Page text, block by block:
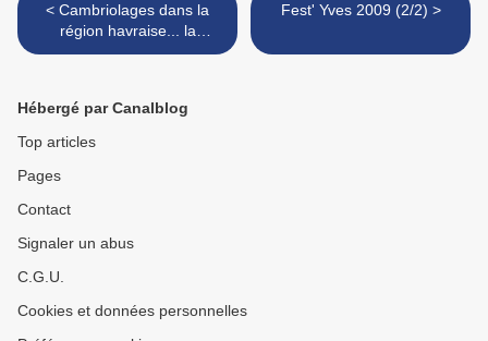
< Cambriolages dans la
région havraise... la
gendarmerie veille !
Fest' Yves 2009 (2/2) >
Hébergé par Canalblog
Top articles
Pages
Contact
Signaler un abus
C.G.U.
Cookies et données personnelles